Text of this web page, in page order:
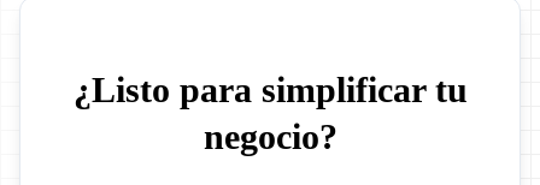
¿Listo para simplificar tu
negocio?